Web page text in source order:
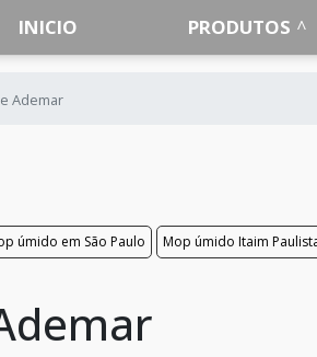
INICIO PRODUTOS
Ademar
úmido em São Paulo
Mop úmido Itaim